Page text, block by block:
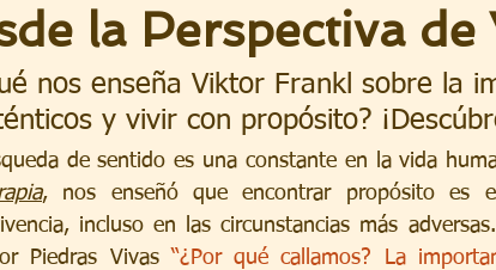
la Perspectiva
nos enseña Viktor Frankl sobre la
y vivir con propósito?
, nos enseñó que encontrar propósito es
incluso en las circunstancias más
Piedras Vivas “¿Por qué callamos? La